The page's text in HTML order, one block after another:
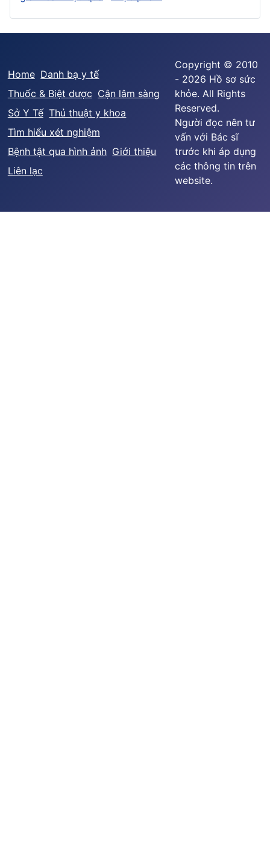
Home Danh bạ y tế
Thuốc & Biệt dược Cận lâm sàng
Sở Y Tế Thủ thuật y khoa
Tìm hiểu xét nghiệm
Bệnh tật qua hình ảnh Giới thiệu
Liên lạc
Copyright © 2010
- 2026 Hồ sơ sức
khỏe. All Rights
Reserved.
Người đọc nên tư
vấn với Bác sĩ
trước khi áp dụng
các thông tin trên
website.